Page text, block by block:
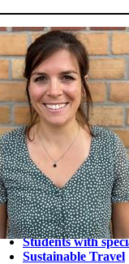
the exchange
you will find
Application
Course catalogue
courses
Applying for a visa
Finding
Health insurance
Semester
Cost of living
Students with
Sustainable Travel